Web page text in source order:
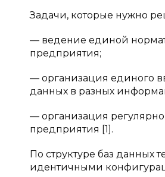
Задачи, которые нужно
— ведение единой
предприятия;
— организация единого
данных в разных
— организация
предприятия [1].
По структуре баз данных
идентичными